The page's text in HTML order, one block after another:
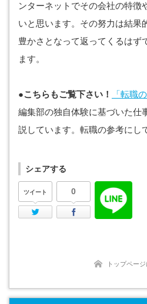
ンターネットでその会社の特徴
いと思います。その努力は結果
豊かさとなって返ってくるはず
ます。
●こちらもご覧下さい！ 「転職
編集部の独自体験に基づいた仕
説しています。転職の参考にし
シェアする
ツイート
Twitter
0
Facebook
トップペー